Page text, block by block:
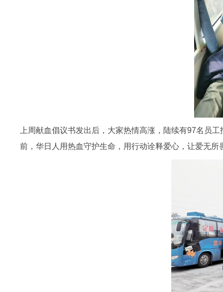
上周献血倡议书发出后，大家热情高涨，陆续有97名员
前，华日人用热血守护生命，用行动诠释爱心，让爱无所